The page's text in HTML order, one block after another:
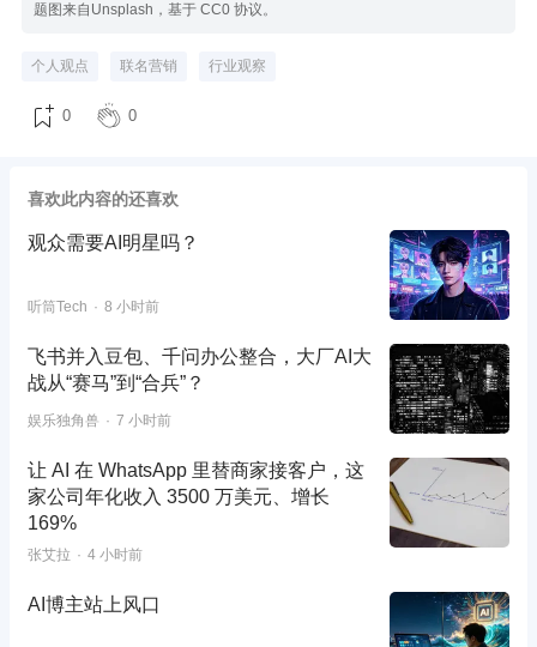
题图来自Unsplash，基于 CC0 协议。
个人观点 联名营销 行业观察
0 0
喜欢此内容的还喜欢
观众需要AI明星吗？
听筒Tech 8 小时前
飞书并入豆包、千问办公整合，大厂AI大
战从“赛马”到“合兵”？
娱乐独角兽 7 小时前
让 AI 在 WhatsApp 里替商家接客户，这
家公司年化收入 3500 万美元、增长
169%
张艾拉 4 小时前
AI博主站上风口